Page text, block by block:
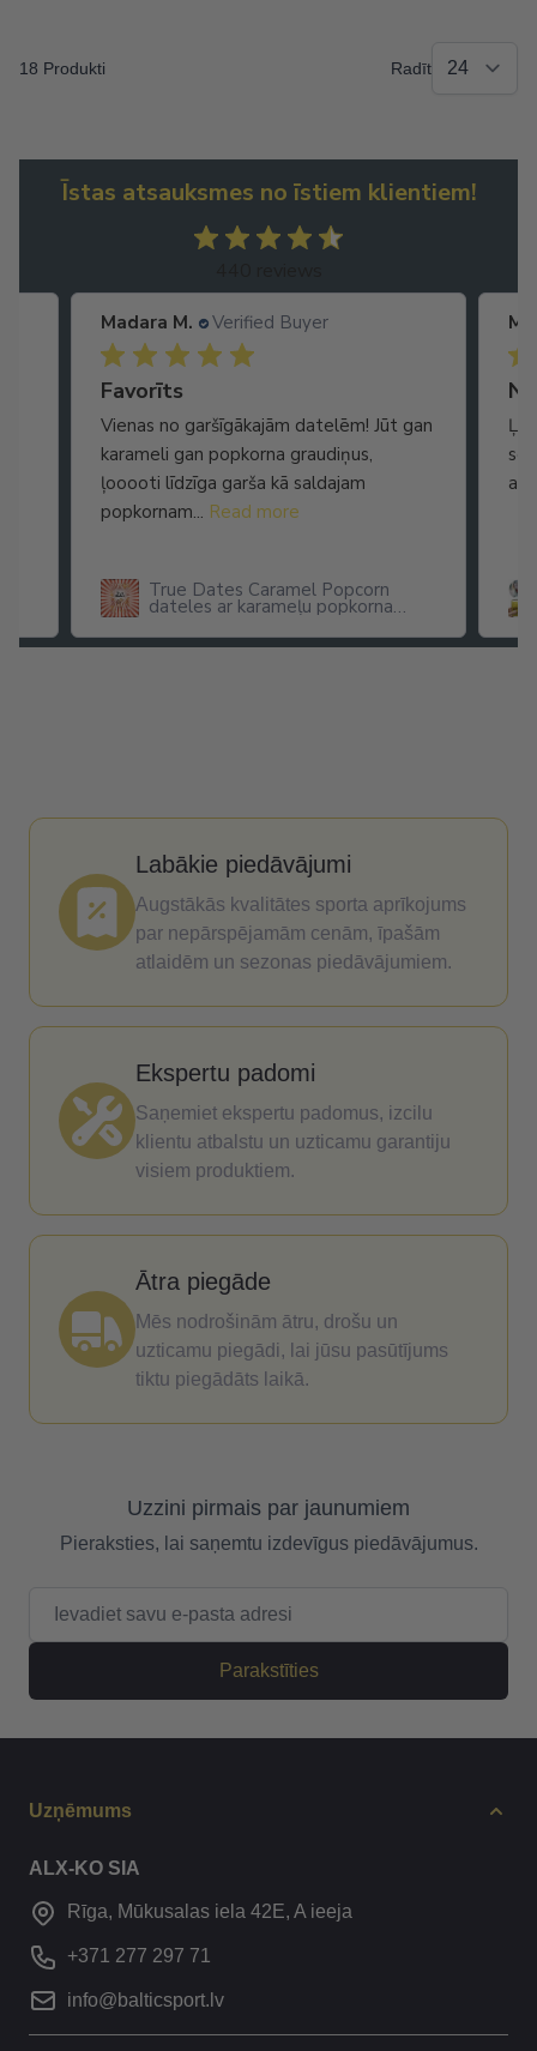
18 Produkti Radīt
Īstas atsauksmes no īstiem klientiem!
Madara M. Verified Buyer
Favorīts
Vienas no garšīgākajām datelēm! Jūt gan
karameli gan popkorna graudiņus,
ļooooti līdzīga garša kā saldajam
popkornam... Read more
True Dates Caramel Popcorn
dateles ar karameļu popkorna
arī
Labākie piedāvājumi
Augstākās kvalitātes sporta aprīkojums
par nepārspējamām cenām, īpašām
atlaidēm un sezonas piedāvājumiem.
Ekspertu padomi
Saņemiet ekspertu padomus, izcilu
klientu atbalstu un uzticamu garantiju
visiem produktiem.
Ātra piegāde
Mēs nodrošinām ātru, drošu un
uzticamu piegādi, lai jūsu pasūtījums
tiktu piegādāts laikā.
Uzzini pirmais par jaunumiem
Pieraksties, lai saņemtu izdevīgus piedāvājumus.
Parakstīties
Uzņēmums
ALX-KO SIA
Rīga, Mūkusalas iela 42E, A ieeja
+371 277 297 71
info@balticsport.lv